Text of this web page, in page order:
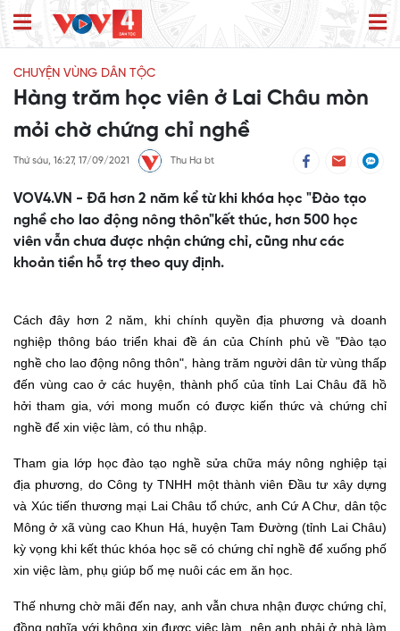
CHUYỆN VÙNG DÂN TỘC
Hàng trăm học viên ở Lai Châu mòn
mỏi chờ chứng chỉ nghề
Thứ sáu, 16:27, 17/09/2021 Thu Ha bt
VOV4.VN - Đã hơn 2 năm kể từ khi khóa học "Đào tạo
nghề cho lao động nông thôn"kết thúc, hơn 500 học
viên vẫn chưa được nhận chứng chỉ, cũng như các
khoản tiền hỗ trợ theo quy định.
Cách đây hơn 2 năm, khi chính quyền địa phương và doanh
nghiệp thông báo triển khai đề án của Chính phủ về "Đào tạo
nghề cho lao động nông thôn", hàng trăm người dân từ vùng thấp
đến vùng cao ở các huyện, thành phố của tỉnh Lai Châu đã hồ
hởi tham gia, với mong muốn có được kiến thức và chứng chỉ
nghề để xin việc làm, có thu nhập.
Tham gia lớp học đào tạo nghề sửa chữa máy nông nghiệp tại
địa phương, do Công ty TNHH một thành viên Đầu tư xây dựng
và Xúc tiến thương mại Lai Châu tổ chức, anh Cứ A Chư, dân tộc
Mông ở xã vùng cao Khun Há, huyện Tam Đường (tỉnh Lai Châu)
kỳ vọng khi kết thúc khóa học sẽ có chứng chỉ nghề để xuống phố
xin việc làm, phụ giúp bố mẹ nuôi các em ăn học.
Thế nhưng chờ mãi đến nay, anh vẫn chưa nhận được chứng chỉ,
đồng nghĩa với không xin được việc làm, nên anh phải ở nhà làm